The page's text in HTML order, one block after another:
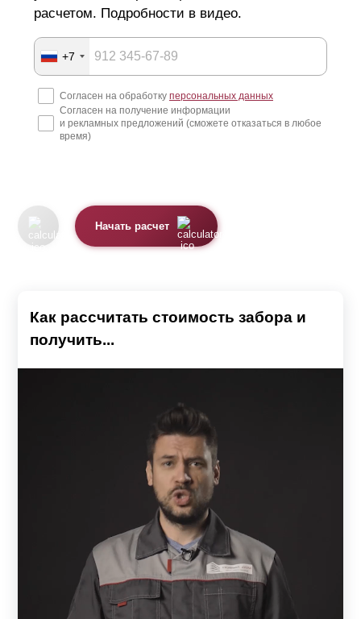
расчетом. Подробности в видео.
+7
Согласен на обработку персональных данных
Согласен на получение информации
и рекламных предложений (сможете отказаться в любое
время)
Начать расчет
Как рассчитать стоимость забора и
получить...